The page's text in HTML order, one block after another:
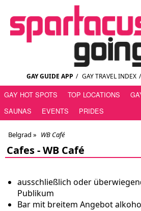
GAY GUIDE APP / GAY TRAVEL INDEX /
GAY HOT SPOTS TOP LOCATIONS
SAUNAS
EVENTS PRIDES
Belgrad » WB Café
Cafes -WB Café
ausschließlich oder
Publikum
Bar mit breitem Angebot